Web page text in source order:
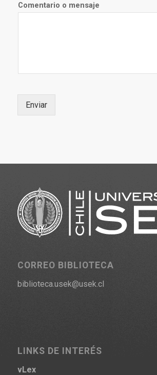
Comentario o mensaje
Enviar
CORREO BIBLIOTECA
biblioteca.usek@usek.cl
LINKS DE INTERÉS
vLex